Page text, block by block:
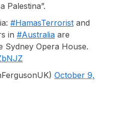
Palestina”.
#HamasTerrorist and
in #Australia are
Sydney Opera House.
October 9,